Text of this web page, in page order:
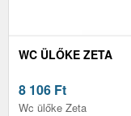
WC ÜLŐKE ZETA
8 106 Ft
Wc ülőke Zeta